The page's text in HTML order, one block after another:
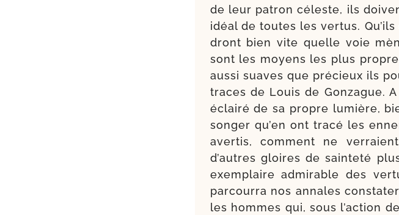
de leur patron céleste, ils
idéal de toutes les ver­tus.
dront bien vite quelle voie
sont les moyens les plus
aus­si suaves que pré­cieux ils
traces de Louis de Gonzague.
éclai­ré de sa propre lumière,
son­ger qu’en ont tra­cé les
aver­tis, com­ment ne
d’autres gloires de sain­te­té
exem­plaire admi­rable des
par­cour­ra nos annales
les hommes qui, sous l’action